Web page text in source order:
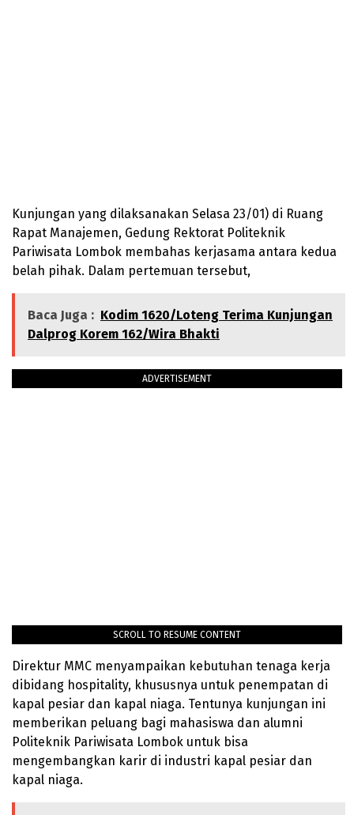
Kunjungan yang dilaksanakan Selasa 23/01) di Ruang
Rapat Manajemen, Gedung Rektorat Politeknik
Pariwisata Lombok membahas kerjasama antara kedua
belah pihak. Dalam pertemuan tersebut,
Baca Juga : Kodim 1620/Loteng Terima Kunjungan
Dalprog Korem 162/Wira Bhakti
ADVERTISEMENT
SCROLL TO RESUME CONTENT
Direktur MMC menyampaikan kebutuhan tenaga kerja
dibidang hospitality, khususnya untuk penempatan di
kapal pesiar dan kapal niaga. Tentunya kunjungan ini
memberikan peluang bagi mahasiswa dan alumni
Politeknik Pariwisata Lombok untuk bisa
mengembangkan karir di industri kapal pesiar dan
kapal niaga.